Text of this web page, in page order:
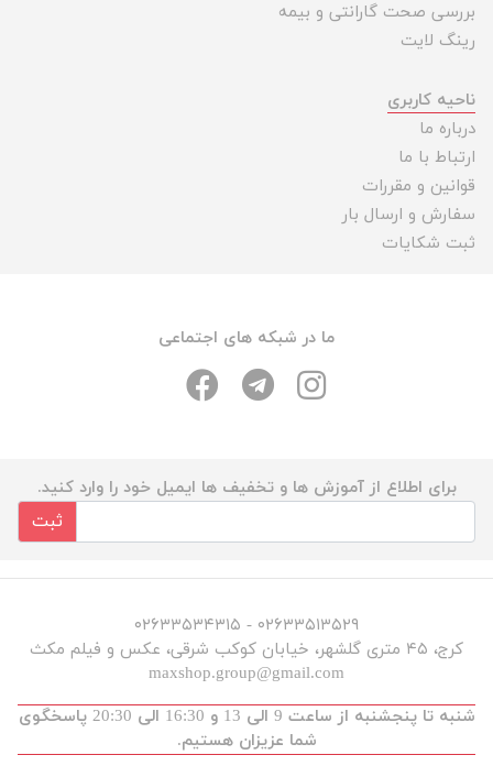
بررسی صحت گارانتی و بیمه
رینگ لایت
ناحیه کاربری
درباره ما
ارتباط با ما
قوانین و مقررات
سفارش و ارسال بار
ثبت شکایات
ما در شبکه های اجتماعی
برای اطلاع از آموزش ها و تخفیف ها ایمیل خود را وارد کنید.
ثبت
۰۲۶۳۳۵۱۳۵۲۹ - ۰۲۶۳۳۵۳۴۳۱۵
کرج، ۴۵ متری گلشهر، خیابان کوکب شرقی، عکس و فیلم مکث
maxshop.group@gmail.com
شنبه تا پنجشنبه از ساعت 9 الی 13 و 16:30 الی 20:30 پاسخگوی
شما عزیزان هستیم.